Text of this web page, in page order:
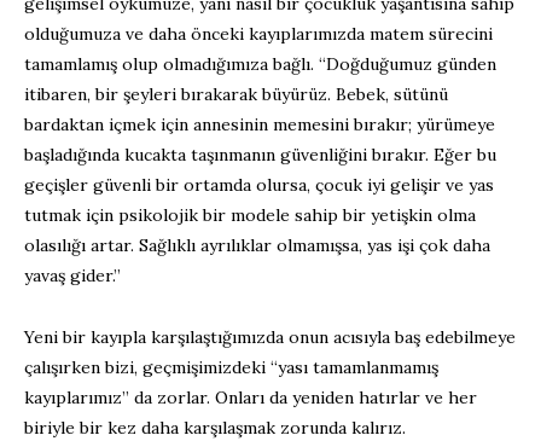
olduğumuza ve daha önceki kayıplarımızda matem sürecini
tamamlamış olup olmadığımıza bağlı. “Doğduğumuz günden
itibaren, bir şeyleri bırakarak büyürüz. Bebek, sütünü
bardaktan içmek için annesinin memesini bırakır; yürümeye
başladığında kucakta taşınmanın güvenliğini bırakır. Eğer bu
geçişler güvenli bir ortamda olursa, çocuk iyi gelişir ve yas
tutmak için psikolojik bir modele sahip bir yetişkin olma
olasılığı artar. Sağlıklı ayrılıklar olmamışsa, yas işi çok daha
yavaş gider.”
Yeni bir kayıpla karşılaştığımızda onun acısıyla baş edebilmeye
çalışırken bizi, geçmişimizdeki “yası tamamlanmamış
kayıplarımız” da zorlar. Onları da yeniden hatırlar ve her
biriyle bir kez daha karşılaşmak zorunda kalırız.